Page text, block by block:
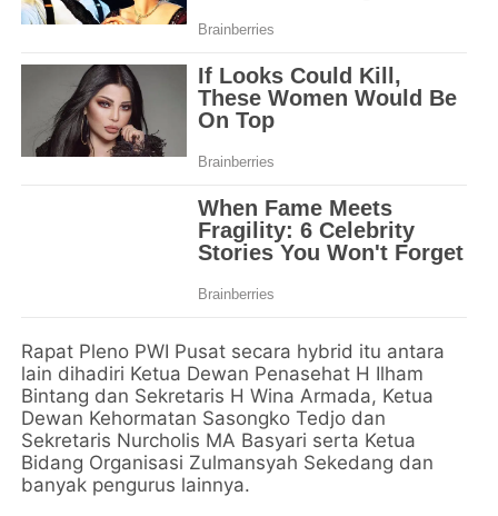
Rapat Pleno PWI Pusat secara hybrid itu antara
lain dihadiri Ketua Dewan Penasehat H Ilham
Bintang dan Sekretaris H Wina Armada, Ketua
Dewan Kehormatan Sasongko Tedjo dan
Sekretaris Nurcholis MA Basyari serta Ketua
Bidang Organisasi Zulmansyah Sekedang dan
banyak pengurus lainnya.